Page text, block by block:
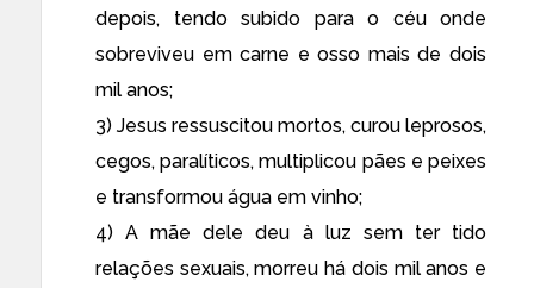
depois, tendo subido para o céu onde
sobreviveu em carne e osso mais de dois
mil anos;
3) Jesus ressuscitou mortos, curou leprosos,
cegos, paralíticos, multiplicou pães e peixes
e transformou água em vinho;
4) A mãe dele deu à luz sem ter tido
relações sexuais, morreu há dois mil anos e